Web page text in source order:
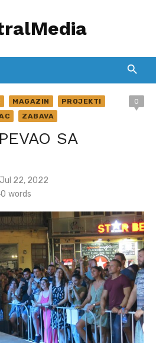
MAGAZIN
PROJEKTI
ZABAVA
0
SA
Posted
Jul 22, 2022
words